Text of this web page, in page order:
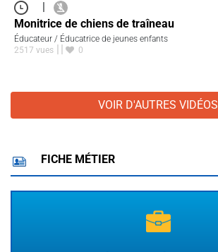
|
Monitrice de chiens de traîneau
Éducateur / Éducatrice de jeunes enfants
2517 vues
0
VOIR D'AUTRES VIDÉOS
FICHE MÉTIER